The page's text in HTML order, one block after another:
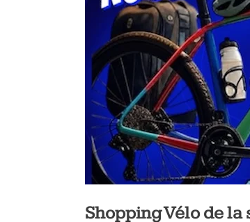
vélo
triathlon
Shopping Vélo de